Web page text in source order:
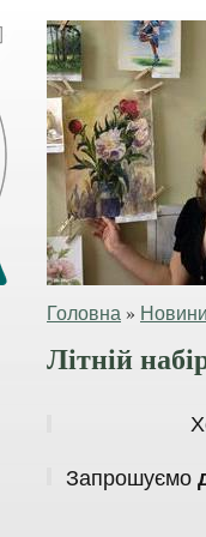
Головна » Новини
Літній
Запрошуємо